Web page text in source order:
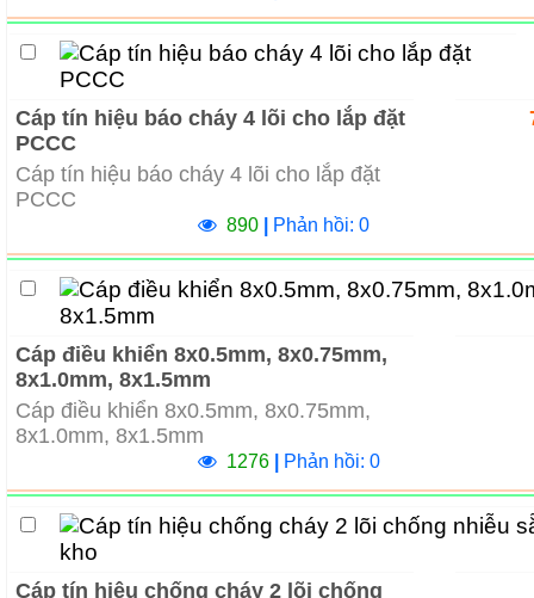
Cáp tín hiệu báo cháy 4 lõi cho lắp đặt
PCCC
Cáp tín hiệu báo cháy 4 lõi cho lắp đặt
PCCC
890 Phản hồi: 0
Cáp điều khiển 8x0.5mm, 8x0.75mm,
8x1.0mm, 8x1.5mm
Cáp điều khiển 8x0.5mm, 8x0.75mm,
8x1.0mm, 8x1.5mm
1276 Phản hồi: 0
Cáp tín hiệu chống cháy 2 lõi chống